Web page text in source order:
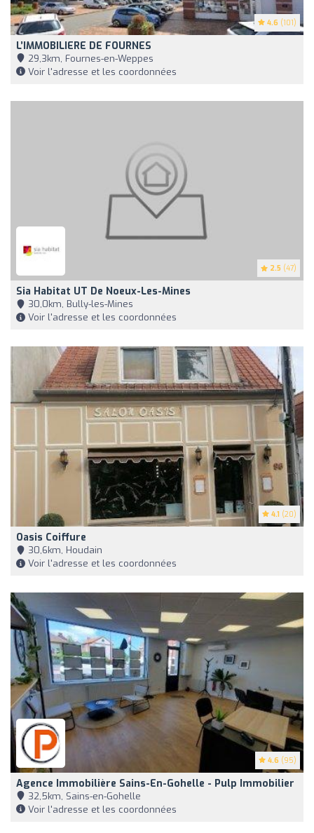
4.6 (101)
L’IMMOBILIERE DE FOURNES
29,3km, Fournes-en-Weppes
Voir l'adresse et les coordonnées
2.5 (47)
Sia Habitat UT De Noeux-Les-Mines
30,0km, Bully-les-Mines
Voir l'adresse et les coordonnées
4.1 (20)
Oasis Coiffure
30,6km, Houdain
Voir l'adresse et les coordonnées
4.6 (95)
Agence Immobilière Sains-En-Gohelle - Pulp Immobilier
32,5km, Sains-en-Gohelle
Voir l'adresse et les coordonnées